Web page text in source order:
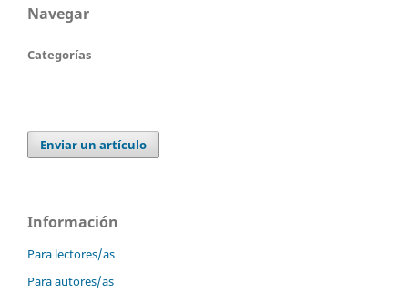
Navegar
Categorías
Enviar un artículo
Información
Para lectores/as
Para autores/as